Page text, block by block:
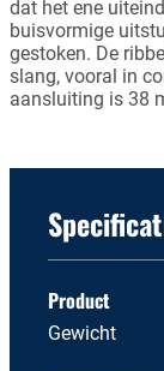
dat het ene
buisvormige
gestoken. De
slang, vooral in
aansluiting is 38
Product
Gewicht